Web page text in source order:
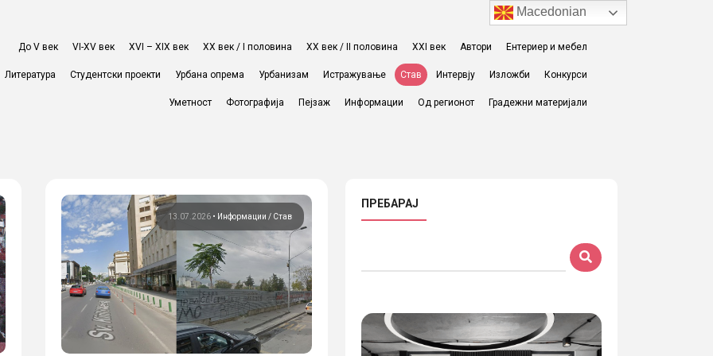
До V век VI-XV век XVI – XIX век ХХ век / I половина ХХ век / II половина XXI век Автори Ентериер и мебел
Литература Студентски проекти Урбана опрема Урбанизам Истражување Став Интервју Изложби Конкурси
Уметност Фотографија Пејзаж Информации Од регионот Градежни материјали
13.07.2026• Информации Став
ПРЕБАРАЈ
Macedonian